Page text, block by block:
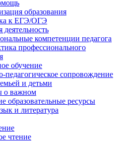
образования
к ЕГЭ/ОГЭ
деятельность
компетенции педагога
профессионального
обучение
педагогическое сопровождение
и детьми
о важном
образовательные ресурсы
и литература
чтение